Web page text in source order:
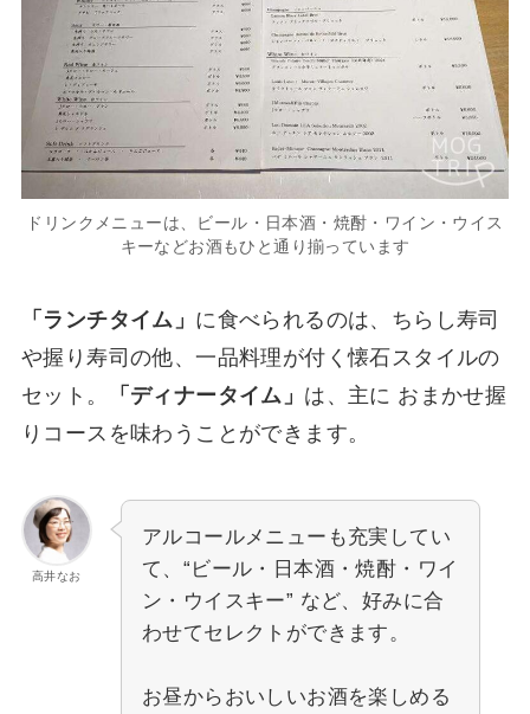
ドリンクメニューは、ビール・日本酒・焼酎・ワイン・ウイス
キーなどお酒もひと通り揃っています
「ランチタイム」 に食べられるのは、ちらし寿司
や握り寿司の他、一品料理が付く懐石スタイルの
セット。
「ディナータイム」 は、主に おまかせ握
りコースを味わうことができます。
高井なお
アルコールメニューも充実してい
て、“ビール・日本酒・焼酎・ワイ
ン・ウイスキー” など、好みに合
わせてセレクトができます。
お昼からおいしいお酒を楽しめる